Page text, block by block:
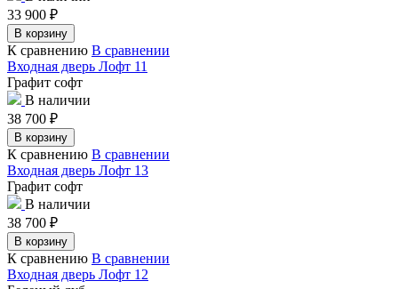
33 900 ₽
В корзину
К сравнению В сравнении
Входная дверь Лофт 11
Графит софт
В наличии
38 700 ₽
В корзину
К сравнению В сравнении
Входная дверь Лофт 13
Графит софт
В наличии
38 700 ₽
В корзину
К сравнению В сравнении
Входная дверь Лофт 12